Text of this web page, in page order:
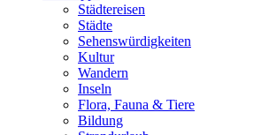
Städtereisen
Städte
Sehenswürdigkeiten
Kultur
Wandern
Inseln
Flora, Fauna & Tiere
Bildung